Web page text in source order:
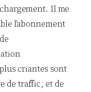
Il me
l’abonnement
criantes sont
de traffic, et de